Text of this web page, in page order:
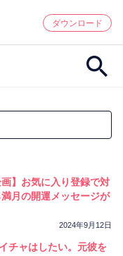
ダウンロード
画】お気に入り登録で対
月の開運メッセージが
2024年9月12日
チャはしたい。元彼を